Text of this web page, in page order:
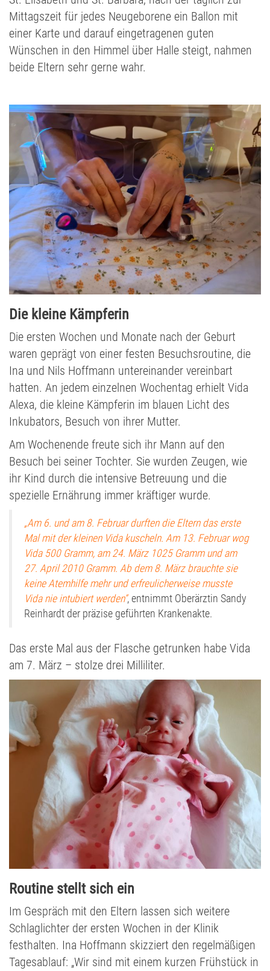
Mittagszeit für jedes Neugeborene ein Ballon mit
einer Karte und darauf eingetragenen guten
Wünschen in den Himmel über Halle steigt, nahmen
beide Eltern sehr gerne wahr.
Die kleine Kämpferin
Die ersten Wochen und Monate nach der Geburt
waren geprägt von einer festen Besuchsroutine, die
Ina und Nils Hoffmann untereinander vereinbart
hatten. An jedem einzelnen Wochentag erhielt Vida
Alexa, die kleine Kämpferin im blauen Licht des
Inkubators, Besuch von ihrer Mutter.
Am Wochenende freute sich ihr Mann auf den
Besuch bei seiner Tochter. Sie wurden Zeugen, wie
ihr Kind durch die intensive Betreuung und die
spezielle Ernährung immer kräftiger wurde.
„Am 6. und am 8. Februar durften die Eltern das erste
Mal mit der kleinen Vida kuscheln. Am 13. Februar wog
Vida 500 Gramm, am 24. März 1025 Gramm und am
27. April 2010 Gramm. Ab dem 8. März brauchte sie
keine Atemhilfe mehr und erfreulicherweise musste
Vida nie intubiert werden“, entnimmt Oberärztin Sandy
Reinhardt der präzise geführten Krankenakte.
Das erste Mal aus der Flasche getrunken habe Vida
am 7. März – stolze drei Milliliter.
Routine stellt sich ein
Im Gespräch mit den Eltern lassen sich weitere
Schlaglichter der ersten Wochen in der Klinik
festhalten. Ina Hoffmann skizziert den regelmäßigen
Tagesablauf: „Wir sind mit einem kurzen Frühstück in